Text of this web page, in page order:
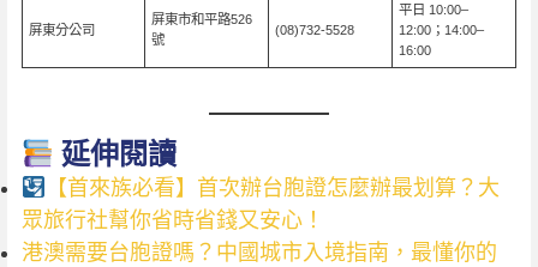
屏東分公司
屏東市和平路526
號
(08)732-5528
平日 10:00–
12:00；14:00–
16:00
延伸閱讀
【首來族必看】首次辦台胞證怎麼辦最划算？大
眾旅行社幫你省時省錢又安心！
港澳需要台胞證嗎？中國城市入境指南，最懂你的